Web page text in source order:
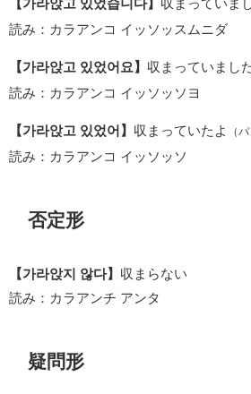
【가라앉고 있었습니다】 収まっていま
読み：カラアンコ イッソッスムニダ
【가라앉고 있었어요】 収まっていまし
読み：カラアンコ イッソッソヨ
【가라앉고 있었어】 収まっていたよ （
読み：カラアンコ イッソッソ
否定形
【가라앉지 않다】 収まらない
読み：カラアンチ アンタ
疑問形